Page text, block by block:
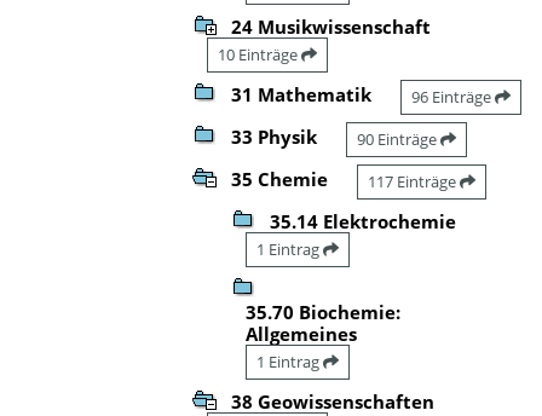
24 Musikwissenschaft
10 Einträge
31 Mathematik 96 Einträge
33 Physik 90 Einträge
35 Chemie 117 Einträge
35.14 Elektrochemie
1 Eintrag
35.70 Biochemie:
Allgemeines
1 Eintrag
38 Geowissenschaften